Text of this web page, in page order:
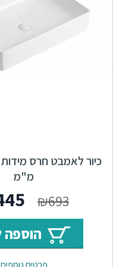
מ"מ
₪693
הוספה